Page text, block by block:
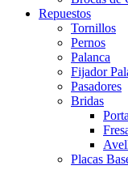
Repuestos
Tornillos
Pernos
Palanca
Fijador
Pasadores
Bridas
Placas